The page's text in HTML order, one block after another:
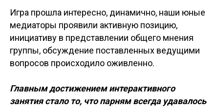
Игра прошла интересно, динамично, наши юные
медиаторы проявили активную позицию,
инициативу в представлении общего мнения
группы, обсуждение поставленных ведущими
вопросов происходило оживленно.
Главным достижением интерактивного
занятия стало то, что парням всегда удавалось